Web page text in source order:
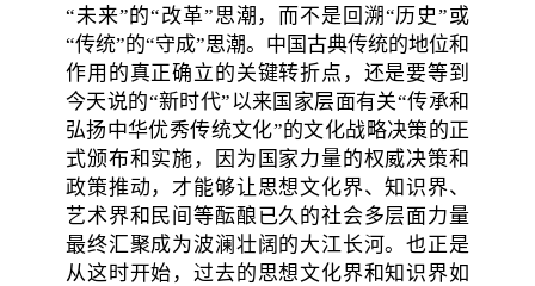
“未来”的“改革”思潮，而不是回溯“历史”或
“传统”的“守成”思潮。中国古典传统的地位和
作用的真正确立的关键转折点，还是要等到
今天说的“新时代”以来国家层面有关“传承和
弘扬中华优秀传统文化”的文化战略决策的正
式颁布和实施，因为国家力量的权威决策和
政策推动，才能够让思想文化界、知识界、
艺术界和民间等酝酿已久的社会多层面力量
最终汇聚成为波澜壮阔的大江长河。也正是
从这时开始，过去的思想文化界和知识界如